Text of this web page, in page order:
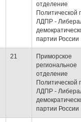
отделение
Политической
ЛДПР -
партии России
21
Приморское
региональное
отделение
Политической
ЛДПР -
партии России